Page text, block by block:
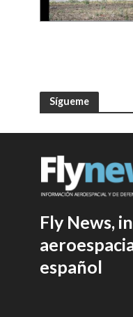
Sígueme
Fly News,
español